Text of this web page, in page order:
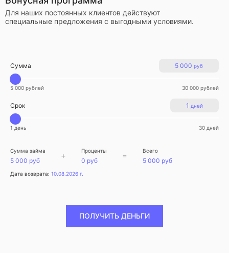
Для наших постоянных клиентов действуют
специальные предложения с выгодными условиями.
5 000 руб
Сумма
5 000 рублей 30 000 рублей
1 дней
Срок
1 день 30 дней
Сумма займа
5 000 руб
+ Проценты
0 руб
= Всего
5 000 руб
Дата возврата: 10.08.2026 г.
ПОЛУЧИТЬ ДЕНЬГИ